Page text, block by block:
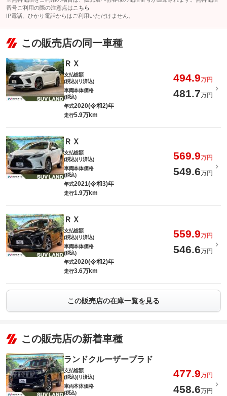
番号ご利用の際の注意点は こちら
IP電話、ひかり電話からはご利用いただけません。
この販売店の同一車種
ＲＸ
支払総額
(税込)(リ済込)
494.9万円
車両本体価格
(税込)
481.7万円
年式2020(令和2)年
走行5.9万km
ＲＸ
支払総額
(税込)(リ済込)
569.9万円
車両本体価格
(税込)
549.6万円
年式2021(令和3)年
走行1.9万km
ＲＸ
支払総額
(税込)(リ済込)
559.9万円
車両本体価格
(税込)
546.6万円
年式2020(令和2)年
走行3.6万km
この販売店の在庫一覧を見る
この販売店の新着車種
ランドクルーザープラド
支払総額
(税込)(リ済込)
477.9万円
車両本体価格
(税込)
458.6万円